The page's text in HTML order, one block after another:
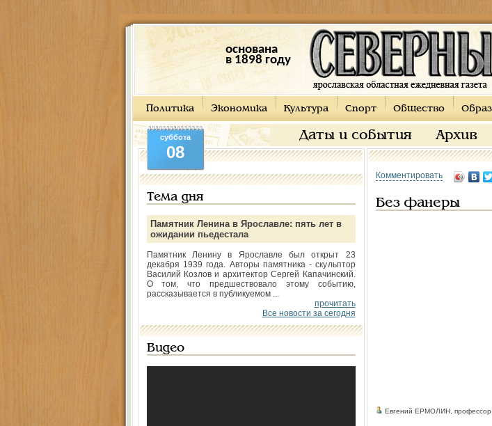
основана
в 1898 году
Политика Экономика Культура Спорт Общество
Даты и события Архив
суббота
08
Тема дня
Памятник Ленина в Ярославле: пять лет в
ожидании пьедестала
Памятник Ленину в Ярославле был открыт 23
декабря 1939 года. Авторы памятника - скульптор
Василий Козлов и архитектор Сергей Капачинский.
О том, что предшествовало этому событию,
рассказывается в публикуемом ...
прочитать
Все новости за сегодня
Видео
Комментировать
Без фанеры
Евгений ЕРМОЛИН, профессор